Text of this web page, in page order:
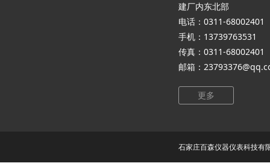
建厂内东北部
电话：0311-68002401
手机：13739763531
传真：0311-68002401
邮箱：
更多
石家庄百森仪器仪表科技